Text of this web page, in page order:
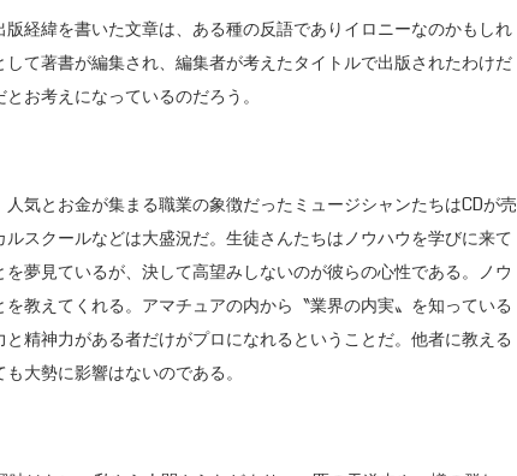
経緯を書いた文章は、ある種の反語でありイロニーなのかもしれ
て著書が編集され、編集者が考えたタイトルで出版されたわけだ
お考えになっているのだろう。
気とお金が集まる職業の象徴だったミュージシャンたちはCDが売
スクールなどは大盛況だ。生徒さんたちはノウハウを学びに来て
夢見ているが、決して高望みしないのが彼らの心性である。ノウ
教えてくれる。アマチュアの内から〝業界の内実〟を知っている
精神力がある者だけがプロになれるということだ。他者に教える
大勢に影響はないのである。